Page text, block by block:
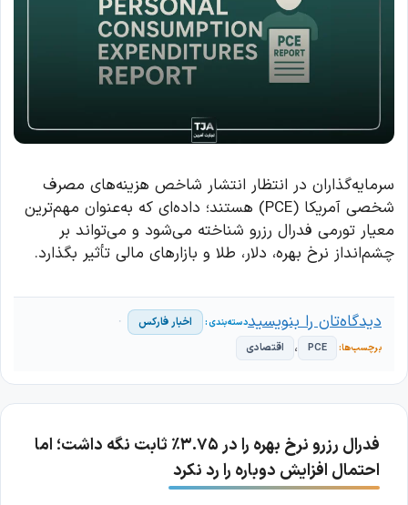
سرمایه‌گذاران در انتظار انتشار شاخص هزینه‌های مصرف
شخصی آمریکا (PCE) هستند؛ داده‌ای که به‌عنوان مهم‌ترین
معیار تورمی فدرال رزرو شناخته می‌شود و می‌تواند بر
چشم‌انداز نرخ بهره، دلار، طلا و بازارهای مالی تأثیر بگذارد.
اخبار فارکس
PCE ، اقتصادی
دیدگاه‌تان را بنویسید
فدرال رزرو نرخ بهره را در ۳.۷۵٪ ثابت نگه داشت؛ اما
احتمال افزایش دوباره را رد نکرد